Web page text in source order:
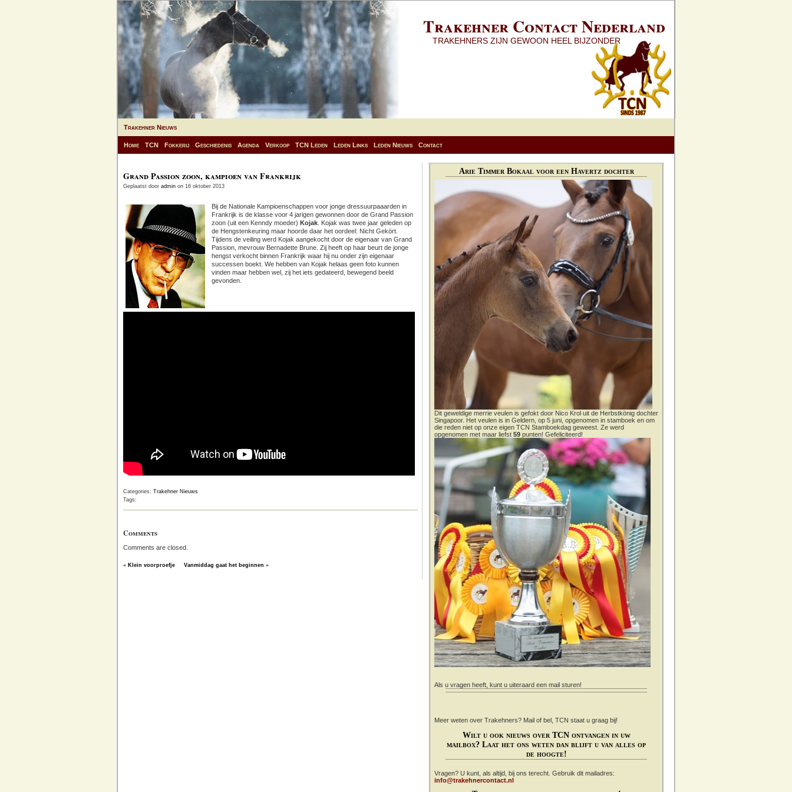
Trakehner Contact Nederland
TRAKEHNERS ZIJN GEWOON HEEL BIJZONDER
Trakehner Nieuws
Home TCN Fokkerij Geschiedenis Agenda Verkoop TCN Leden Leden Links Leden Nieuws Contact
Grand Passion zoon, kampioen van Frankrijk
Geplaatst door admin on 16 oktober 2013
Bij de Nationale Kampioenschappen voor jonge dressuurpaaarden in
Frankrijk is de klasse voor 4 jarigen gewonnen door de Grand Passion
zoon (uit een Kenndy moeder) Kojak . Kojak was twee jaar geleden op
de Hengstenkeuring maar hoorde daar het oordeel: Nicht Gekört.
Tijdens de veiling werd Kojak aangekocht door de eigenaar van Grand
Passion, mevrouw Bernadette Brune. Zij heeft op haar beurt de jonge
hengst verkocht binnen Frankrijk waar hij nu onder zijn eigenaar
successen boekt. We hebben van Kojak helaas geen foto kunnen
vinden maar hebben wel, zij het iets gedateerd, bewegend beeld
gevonden.
Categories: Trakehner Nieuws
Tags:
Comments
Comments are closed.
« Klein voorproefje Vanmiddag gaat het beginnen »
Arie Timmer Bokaal voor een Havertz dochter
Dit geweldige merrie veulen is gefokt door Nico Krol uit de Herbstkönig dochter
Singapoor. Het veulen is in Geldern, op 5 juni, opgenomen in stamboek en om
die reden niet op onze eigen TCN Stamboekdag geweest. Ze werd
opgenomen met maar liefst 59 punten! Gefeliciteerd!
Als u vragen heeft, kunt u uiteraard een mail sturen!
Meer weten over Trakehners? Mail of bel, TCN staat u graag bij!
Wilt u ook nieuws over TCN ontvangen in uw
mailbox? Laat het ons weten dan blijft u van alles op
de hoogte!
Vragen? U kunt, als altijd, bij ons terecht. Gebruik dit mailadres:
info@trakehnercontact.nl